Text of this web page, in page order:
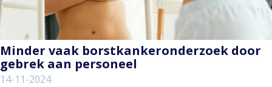
Minder vaak borstkankeronderzoek door
gebrek aan personeel
14-11-2024